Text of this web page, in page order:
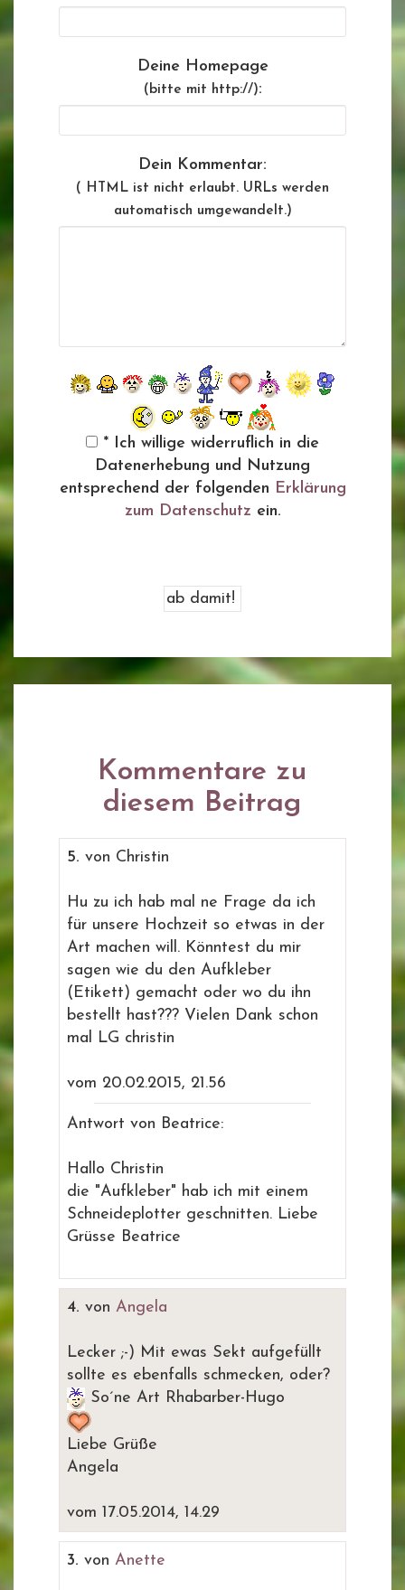
Deine Homepage
(bitte mit http://):
Dein Kommentar:
( HTML ist nicht erlaubt. URLs werden
automatisch umgewandelt.)
* Ich willige widerruflich in die
Datenerhebung und Nutzung
entsprechend der folgenden Erklärung
zum Datenschutz ein.
Kommentare zu
diesem Beitrag
5. von Christin
Hu zu ich hab mal ne Frage da ich
für unsere Hochzeit so etwas in der
Art machen will. Könntest du mir
sagen wie du den Aufkleber
(Etikett) gemacht oder wo du ihn
bestellt hast??? Vielen Dank schon
mal LG christin
vom 20.02.2015, 21.56
Antwort von Beatrice:
Hallo Christin
die "Aufkleber" hab ich mit einem
Schneideplotter geschnitten. Liebe
Grüsse Beatrice
4. von Angela
Lecker ;-) Mit ewas Sekt aufgefüllt
sollte es ebenfalls schmecken, oder?
So´ne Art Rhabarber-Hugo
Liebe Grüße
Angela
vom 17.05.2014, 14.29
3. von Anette